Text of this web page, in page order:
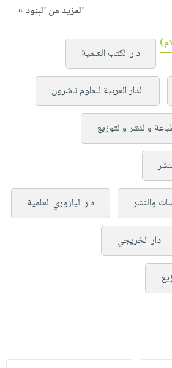
المزيد من البنود »
دار الكتب العلمية
الدار العربية للعلوم ناشرون
والنشر والتوزيع
والنشر دار اليازوري العلمية
دار الخريجي